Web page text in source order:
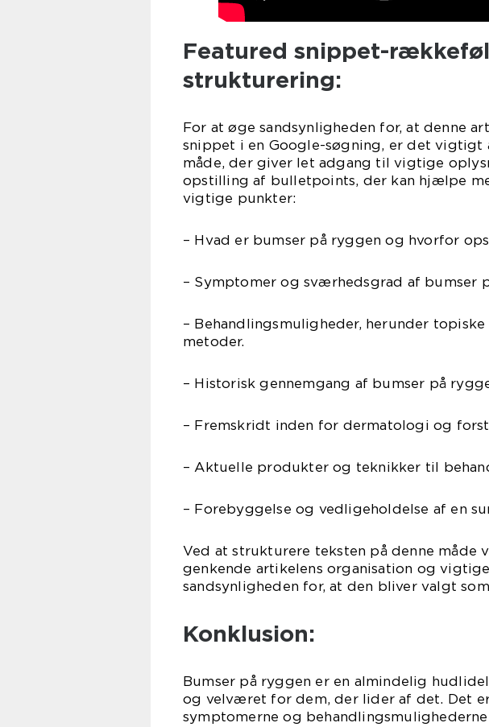
Featured snippet-
strukturering:
For at øge sandsynligheden for, at denne
snippet i en Google-søgning, er det vigtigt
måde, der giver let adgang til vigtige
opstilling af bulletpoints, der kan hjælpe
vigtige punkter:
– Hvad er bumser på ryggen og hvorfor
– Symptomer og sværhedsgrad af bumser
– Behandlingsmuligheder, herunder
metoder.
– Historisk gennemgang af bumser på
– Fremskridt inden for dermatologi og
– Aktuelle produkter og teknikker til
– Forebyggelse og vedligeholdelse af en
Ved at strukturere teksten på denne måde
genkende artikelens organisation og
sandsynligheden for, at den bliver valgt
Konklusion:
Bumser på ryggen er en almindelig
og velværet for dem, der lider af det. Det
symptomerne og